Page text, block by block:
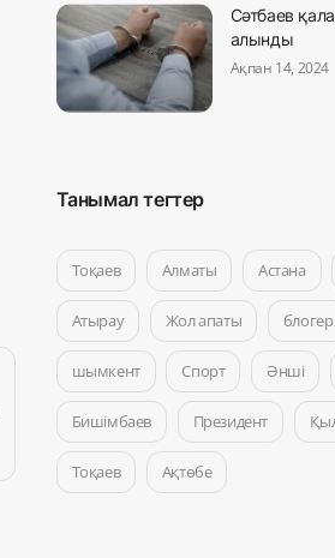
Сәтбаев
алынды
Ақпан 14, 2024
Танымал тегтер
Тоқаев Алматы Астана
Атырау Жол апаты блогер
шымкент Спорт Әнші
Бишімбаев Президент
Тоқаев Ақтөбе